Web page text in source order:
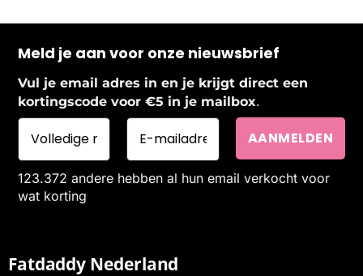
Meld je aan voor onze nieuwsbrief
Vul je email adres in en je krijgt direct een
kortingscode voor €5 in je mailbox.
123.372 andere hebben al hun email verkocht voor
wat korting
Fatdaddy Nederland